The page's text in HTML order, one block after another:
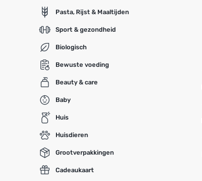
Pasta, Rijst & Maaltijden
Sport & gezondheid
Biologisch
Bewuste voeding
Beauty & care
Baby
Huis
Huisdieren
Grootverpakkingen
Cadeaukaart